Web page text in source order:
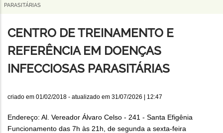
de
navegação
PARASITÁRIAS
CENTRO DE TREINAMENTO E
REFERÊNCIA EM DOENÇAS
INFECCIOSAS PARASITÁRIAS
criado em 01/02/2018 - atualizado em 31/07/2026 | 12:47
Endereço: Al. Vereador Álvaro Celso - 241 - Santa Efigênia
Funcionamento das 7h às 21h , de segunda a sexta-feira